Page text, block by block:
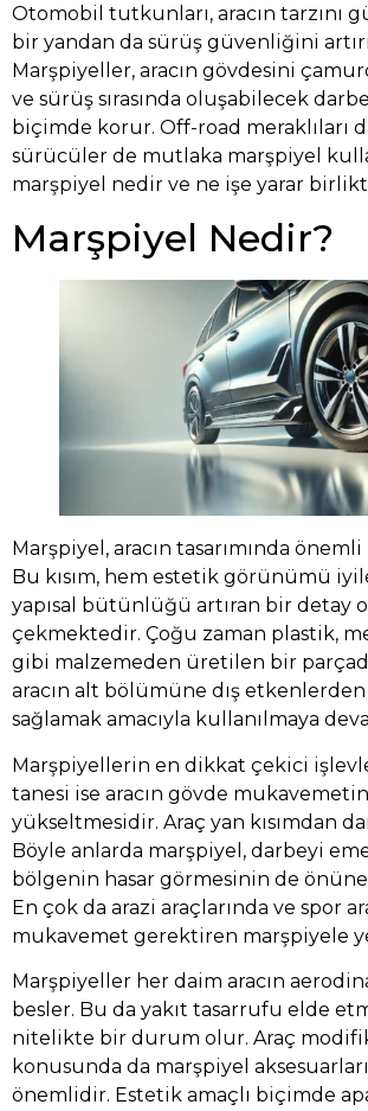
Otomobil tutkunları, aracın tarzını
bir yandan da sürüş güvenliğini
Marşpiyeller, aracın gövdesini
ve sürüş sırasında oluşabilecek
biçimde korur. Off-road meraklıları
sürücüler de mutlaka marşpiyel
marşpiyel nedir ve ne işe yarar
Marşpiyel Nedir?
Marşpiyel, aracın tasarımında
Bu kısım, hem estetik görünümü
yapısal bütünlüğü artıran bir detay
çekmektedir. Çoğu zaman plastik,
gibi malzemeden üretilen bir
aracın alt bölümüne dış
sağlamak amacıyla kullanılmaya
Marşpiyellerin en dikkat çekici
tanesi ise aracın gövde
yükseltmesidir. Araç yan kısımdan
Böyle anlarda marşpiyel, darbeyi
bölgenin hasar görmesinin de
En çok da arazi araçlarında ve spor
mukavemet gerektiren marşpiyele
Marşpiyeller her daim aracın
besler. Bu da yakıt tasarrufu elde
nitelikte bir durum olur. Araç
konusunda da marşpiyel
önemlidir. Estetik amaçlı biçimde